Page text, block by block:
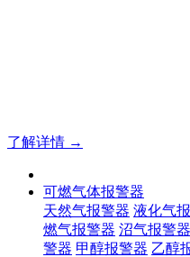
了解详情 →
可燃气体报警器
天然气报警器 液化气
燃气报警器 沼气报警器
警器 甲醇报警器 乙醇